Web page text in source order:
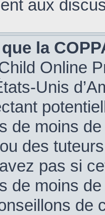
aux
la
Online
Unis
de moins
des
pas si
de moins
de